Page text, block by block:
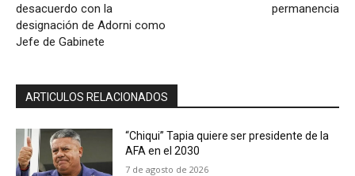
desacuerdo con la
designación de Adorni como
Jefe de Gabinete
permanencia
ARTICULOS RELACIONADOS
“Chiqui” Tapia quiere ser presidente de la
AFA en el 2030
7 de agosto de 2026